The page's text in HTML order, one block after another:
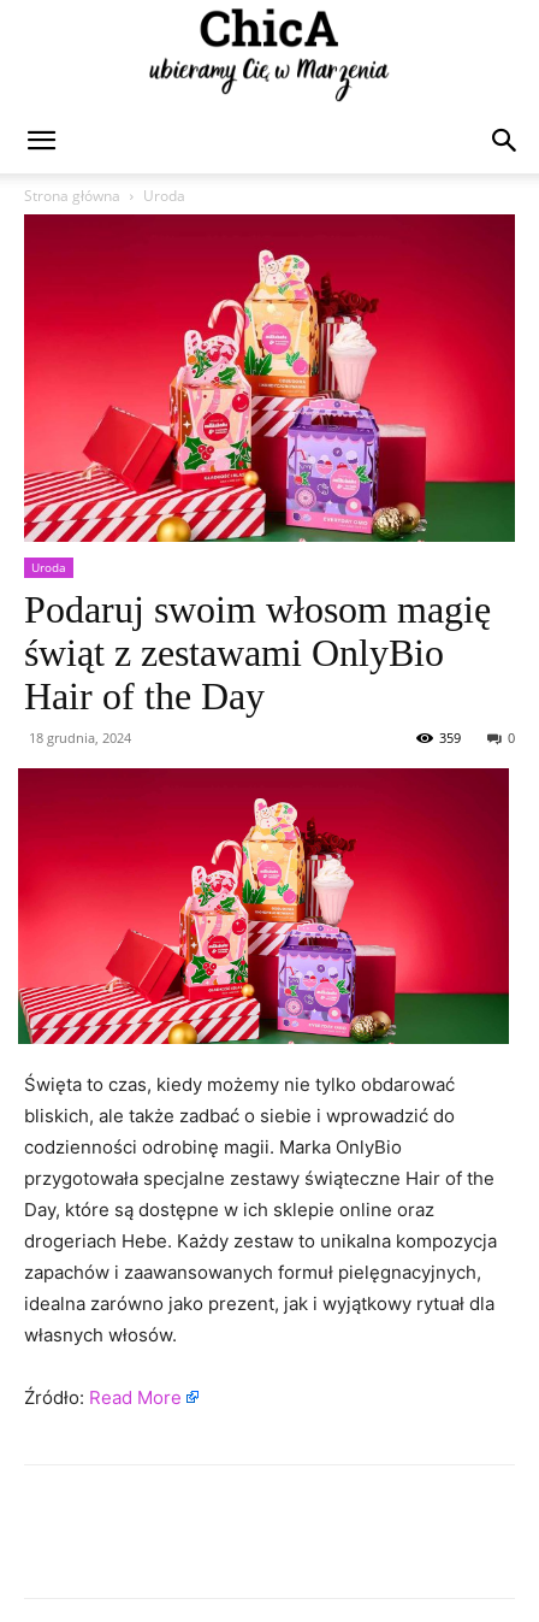
Strona główna
Uroda
Uroda
Podaruj swoim włosom magię
świąt z zestawami OnlyBio
Hair of the Day
18 grudnia, 2024 0
359
Święta to czas, kiedy możemy nie tylko obdarować
bliskich, ale także zadbać o siebie i wprowadzić do
codzienności odrobinę magii. Marka OnlyBio
przygotowała specjalne zestawy świąteczne Hair of the
Day, które są dostępne w ich sklepie online oraz
drogeriach Hebe. Każdy zestaw to unikalna kompozycja
zapachów i zaawansowanych formuł pielęgnacyjnych,
idealna zarówno jako prezent, jak i wyjątkowy rytuał dla
własnych włosów.
Źródło: Read More